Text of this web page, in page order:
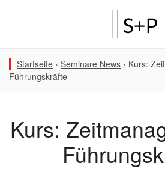
Startseite › Seminare News › Kurs:
Führungskräfte
Kurs: